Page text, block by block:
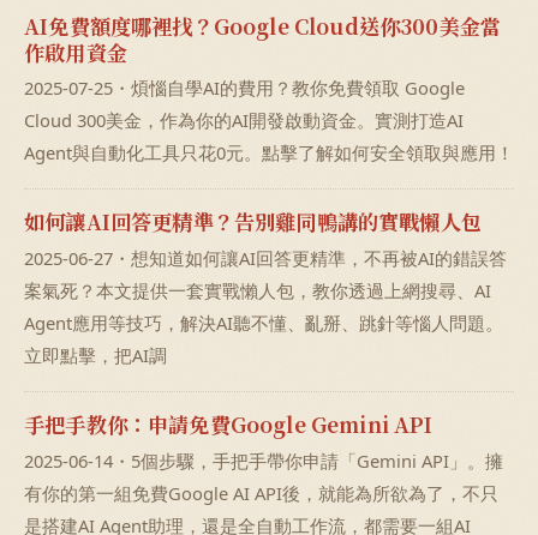
AI免費額度哪裡找？Google Cloud送你300美金當
作啟用資金
2025-07-25・煩惱自學AI的費用？教你免費領取 Google
Cloud 300美金，作為你的AI開發啟動資金。實測打造AI
Agent與自動化工具只花0元。點擊了解如何安全領取與應用！
如何讓AI回答更精準？告別雞同鴨講的實戰懶人包
2025-06-27・想知道如何讓AI回答更精準，不再被AI的錯誤答
案氣死？本文提供一套實戰懶人包，教你透過上網搜尋、AI
Agent應用等技巧，解決AI聽不懂、亂掰、跳針等惱人問題。
立即點擊，把AI調
手把手教你：申請免費Google Gemini API
2025-06-14・5個步驟，手把手帶你申請「Gemini API」。擁
有你的第一組免費Google AI API後，就能為所欲為了，不只
是搭建AI Agent助理，還是全自動工作流，都需要一組AI